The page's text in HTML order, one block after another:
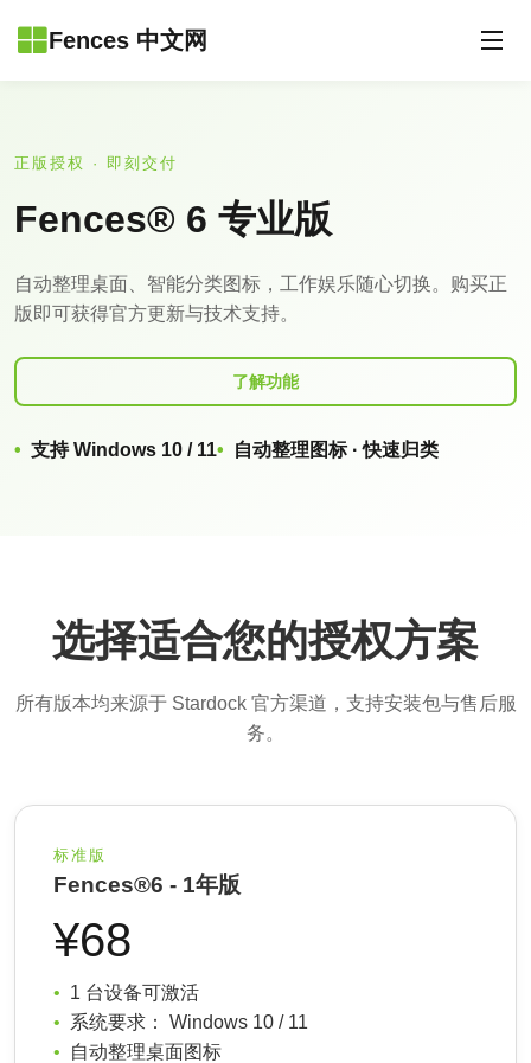
Fences 中文网
正版授权 · 即刻交付
Fences® 6 专业版
自动整理桌面、智能分类图标，工作娱乐随心切换。购买正
版即可获得官方更新与技术支持。
了解功能
支持 Windows 10 / 11 自动整理图标 · 快速归类
选择适合您的授权方案
所有版本均来源于 Stardock 官方渠道，支持安装包与售后服
务。
标准版
Fences®6 - 1年版
¥68
1 台设备可激活
系统要求： Windows 10 / 11
自动整理桌面图标